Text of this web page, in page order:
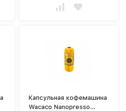
Капсульная кофемашина
Wacaco Nanopresso